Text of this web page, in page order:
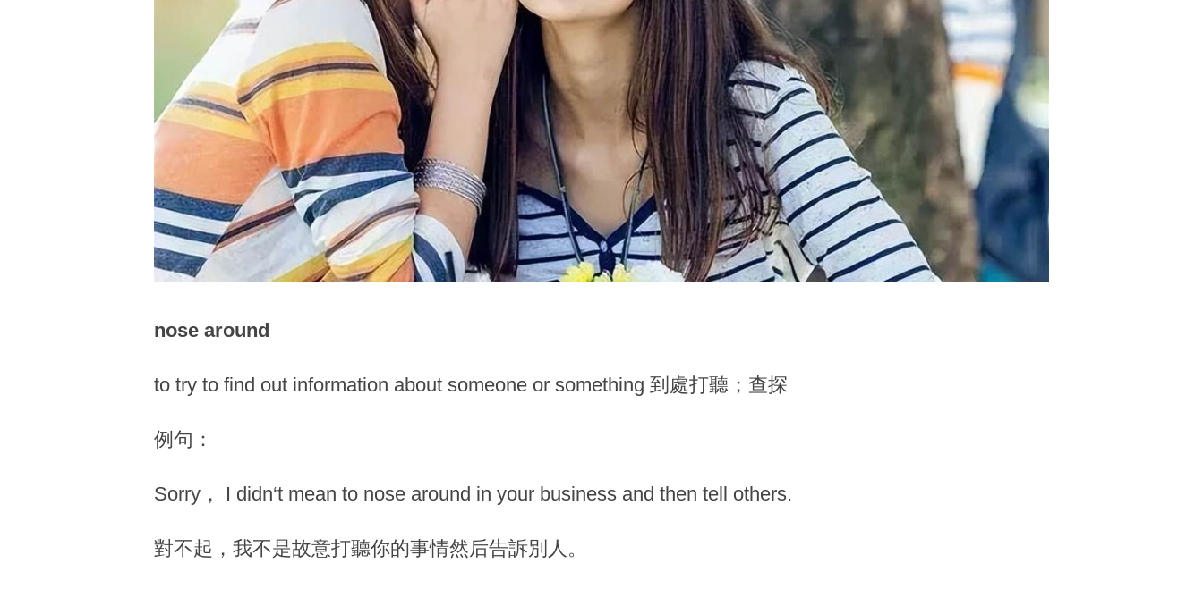
nose around
to try to find out information about someone or something 到處打聽；查探
例句：
Sorry， I didn‘t mean to nose around in your business and then tell others.
對不起，我不是故意打聽你的事情然后告訴別人。